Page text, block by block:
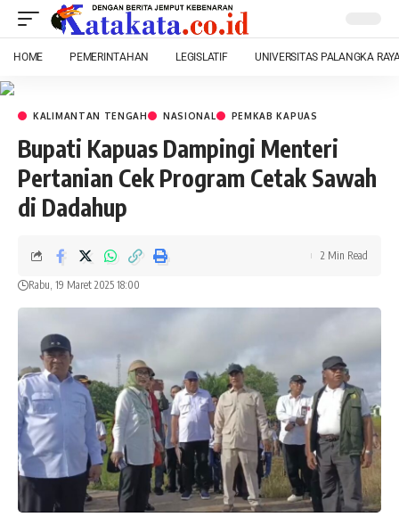
HOME PEMERINTAHAN LEGISLATIF UNIVERSITAS PALANGKA
KALIMANTAN TENGAH NASIONAL PEMKAB KAPUAS
Bupati Kapuas Dampingi Menteri
Pertanian Cek Program Cetak Sawah
di Dadahup
Rabu, 19 Maret 2025 18:00
2 Min Read